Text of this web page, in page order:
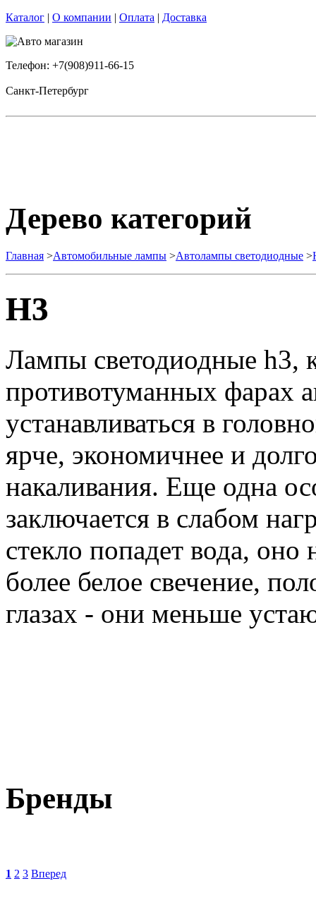
Каталог | О компании | Оплата | Доставка
Телефон: +7(908)911-66-15
Санкт-Петербург
Дерево категорий
Главная >Автомобильные лампы >Автолампы светодиодные >
H3
Лампы светодиодные h3,
противотуманных фарах
устанавливаться в
ярче, экономичнее и
накаливания. Еще одна
заключается в слабом
стекло попадет вода,
более белое свечение,
глазах - они меньше
Бренды
1 2 3 Вперед